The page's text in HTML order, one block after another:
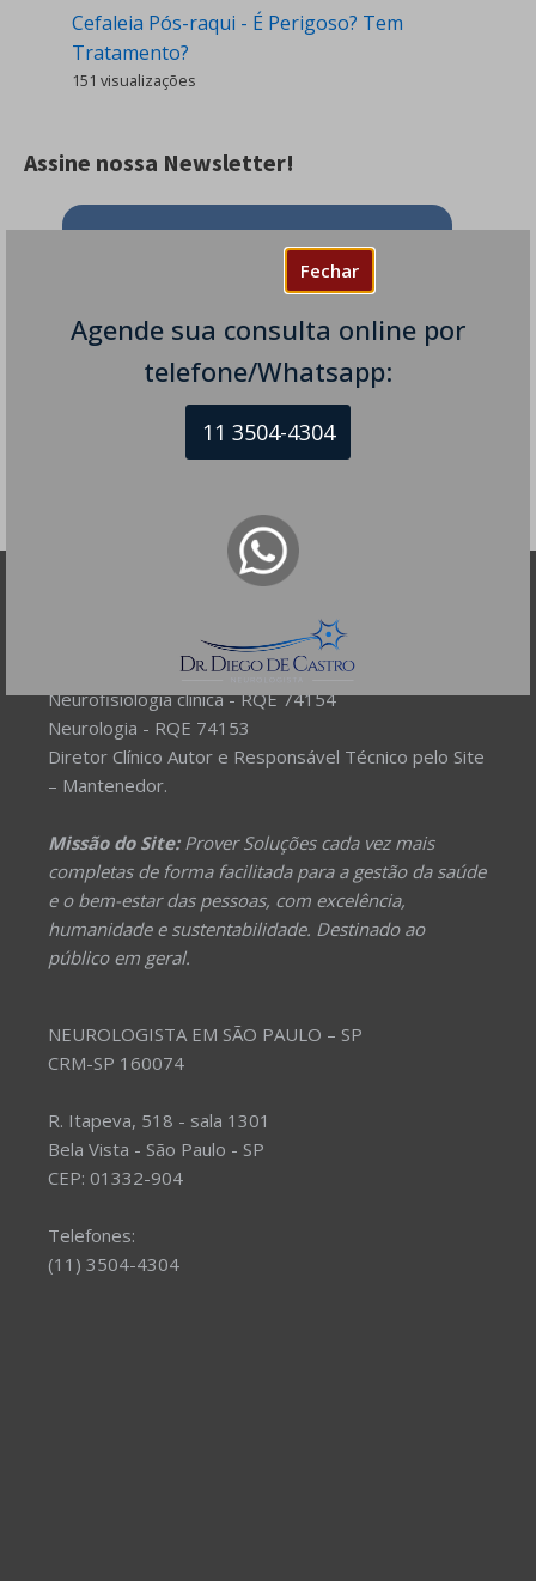
Fechar
Agende sua consulta online por
telefone/Whatsapp:
11 3504-4304
Cefaleia Pós-raqui - É Perigoso? Tem
Tratamento?
151 visualizações
Assine nossa Newsletter!
Assine nossa newsletter e receba em
seu e-mail todos os nossos novos
Dr. Diego de Castro dos Santos
Neurofisiologia clínica - RQE 74154
Neurologia - RQE 74153
Diretor Clínico Autor e Responsável Técnico pelo Site
– Mantenedor.
Missão do Site:Prover Soluções cada vez mais
completas de forma facilitada para a gestão da saúde
e o bem-estar das pessoas, com excelência,
humanidade e sustentabilidade. Destinado ao
público em geral.
NEUROLOGISTA EM SÃO PAULO – SP
CRM-SP 160074
R. Itapeva, 518 - sala 1301
Bela Vista - São Paulo - SP
CEP: 01332-904
Telefones:
(11) 3504-4304